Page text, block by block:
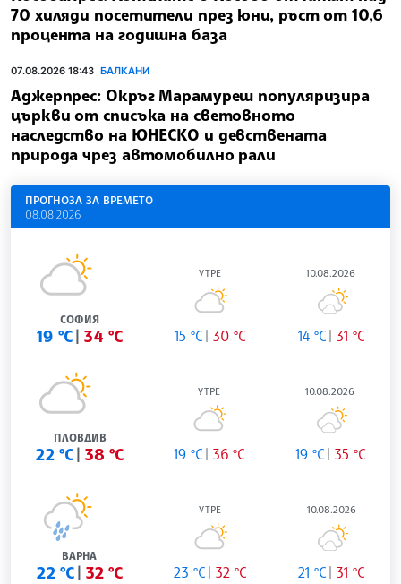
70 хиляди посетители през юни, ръст от 10,6
процента на годишна база
07.08.2026 18:43 БАЛКАНИ
Аджерпрес: Окръг Марамуреш популяризира
църкви от списъка на световното
наследство на ЮНЕСКО и девствената
природа чрез автомобилно рали
ПРОГНОЗА ЗА ВРЕМЕТО
08.08.2026
СОФИЯ
19 °C 34 °C
УТРЕ
15 °C 30 °C
10.08.2026
14 °C 31 °C
ПЛОВДИВ
22 °C 38 °C
УТРЕ
19 °C 36 °C
10.08.2026
19 °C 35 °C
ВАРНА
22 °C 32 °C
УТРЕ
23 °C 32 °C
10.08.2026
21 °C 31 °C